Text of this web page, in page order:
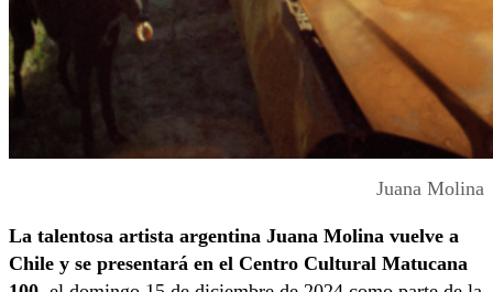
Juana Molina
La talentosa artista argentina Juana Molina vuelve a
Chile y se presentará en el Centro Cultural Matucana